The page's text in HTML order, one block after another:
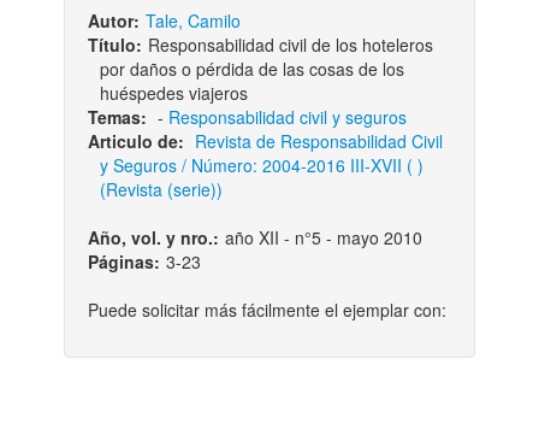
Autor: Tale, Camilo
Título: Responsabilidad civil de los hoteleros
por daños o pérdida de las cosas de los
huéspedes viajeros
Temas: - Responsabilidad civil y seguros
Articulo de: Revista de Responsabilidad Civil
y Seguros / Número: 2004-2016 III-XVII ( )
(Revista (serie))
Año, vol. y nro.: año XII - n°5 - mayo 2010
Páginas: 3-23
Puede solicitar más fácilmente el ejemplar con: